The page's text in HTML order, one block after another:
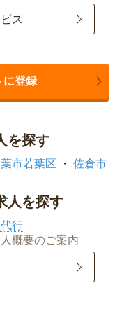
ス
に登録
を探す
市若葉区 佐倉市
人を探す
行
概要のご案内